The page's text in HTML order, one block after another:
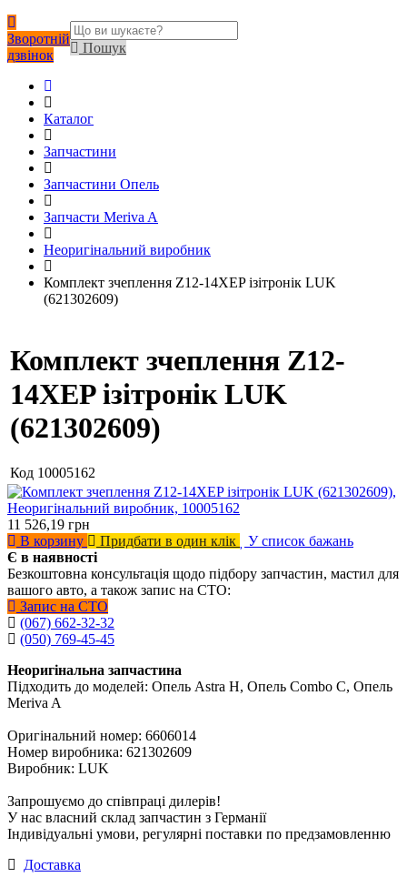
Зворотній
дзвінок
Пошук
Каталог
Запчастини
Запчастини Опель
Запчасти Meriva A
Неоригінальний виробник
Комплект зчеплення Z12-14XEP ізітронік LUK
(621302609)
Комплект зчеплення Z12-
14XEP ізітронік LUK
(621302609)
Код 10005162
11 526,19 грн
В корзину
Придбати в один клік
У список бажань
Є в наявності
Безкоштовна консультація щодо підбору запчастин, мастил для
вашого авто, а також запис на СТО:
Запис на СТО
(067) 662-32-32
(050) 769-45-45
Неоригінальна запчастина
Підходить до моделей: Опель Astra H, Опель Combo C, Опель
Meriva A
Оригінальний номер: 6606014
Номер виробника: 621302609
Виробник: LUK
Запрошуємо до співпраці дилерів!
У нас власний склад запчастин з Германії
Індивідуальні умови, регулярні поставки по предзамовленню
Доставка